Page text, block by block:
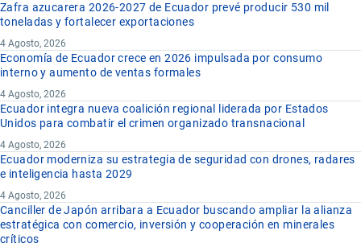
Zafra azucarera 2026-2027 de Ecuador prevé producir 530 mil
toneladas y fortalecer exportaciones
4 Agosto, 2026
Economía de Ecuador crece en 2026 impulsada por consumo
interno y aumento de ventas formales
4 Agosto, 2026
Ecuador integra nueva coalición regional liderada por Estados
Unidos para combatir el crimen organizado transnacional
4 Agosto, 2026
Ecuador moderniza su estrategia de seguridad con drones, radares
e inteligencia hasta 2029
4 Agosto, 2026
Canciller de Japón arribara a Ecuador buscando ampliar la alianza
estratégica con comercio, inversión y cooperación en minerales
críticos